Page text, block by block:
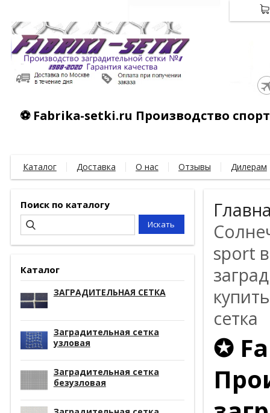
⚽ Fabrika-setki.ru Производство
Каталог Доставка О нас Отзывы Дилерам
Поиск по каталогу
Каталог
ЗАГРАДИТЕЛЬНАЯ СЕТКА
Заградительная сетка
узловая
Заградительная сетка
безузловая
sport
сетка
✪